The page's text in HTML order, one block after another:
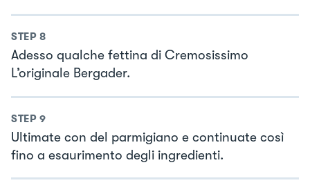
STEP 8
Adesso qualche fettina di Cremosissimo
L’originale Bergader.
STEP 9
Ultimate con del parmigiano e continuate così
fino a esaurimento degli ingredienti.